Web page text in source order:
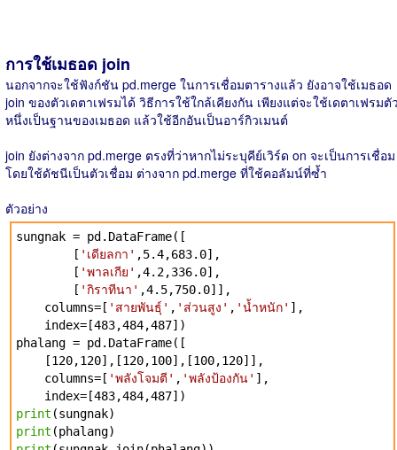
การใช้เมธอด join
นอกจากจะใช้ฟังก์ชัน pd.merge ในการเชื่อมตารางแล้ว ยังอาจใช้เมธอด
join ของตัวเดตาเฟรมได้ วิธีการใช้ใกล้เคียงกัน เพียงแต่จะใช้เดตาเฟรมตั
หนึ่งเป็นฐานของเมธอด แล้วใช้อีกอันเป็นอาร์กิวเมนต์
join ยังต่างจาก pd.merge ตรงที่ว่าหากไม่ระบุคีย์เวิร์ด on จะเป็นการเชื่อม
โดยใช้ดัชนีเป็นตัวเชื่อม ต่างจาก pd.merge ที่ใช้คอลัมน์ที่ซ้ำ
ตัวอย่าง
sungnak = pd.DataFrame([
[ 'เดียลกา' ,5.4,683.0],
[ 'พาลเกีย' ,4.2,336.0],
[ 'กิราทีนา' ,4.5,750.0]],
columns=[ 'สายพันธุ์' , 'ส่วนสูง' , 'น้ำหนัก' ],
index=[483,484,487])
phalang = pd.DataFrame([
[120,120],[120,100],[100,120]],
columns=[ 'พลังโจมตี' , 'พลังป้องกัน' ],
index=[483,484,487])
print (sungnak)
print (phalang)